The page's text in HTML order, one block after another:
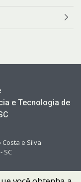
e Tecnologia de
Costa e Silva
SC